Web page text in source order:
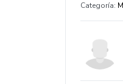
Categoría: